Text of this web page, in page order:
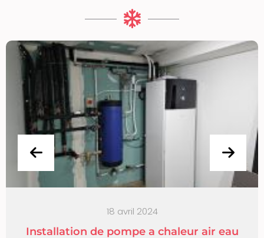
de pompe a chaleur air eau